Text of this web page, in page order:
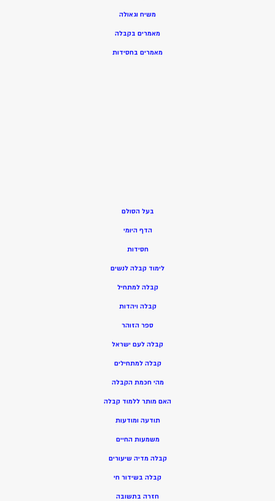
משיח וגאולה
מאמרים בקבלה
מאמרים בחסידות
בעל הסולם
הדף היומי
חסידות
לימוד קבלה לנשים
קבלה למתחיל
קבלה ויהדות
ספר הזוהר
קבלה לעם ישראל
קבלה למתחילים
מהי חכמת הקבלה
האם מותר ללמוד קבלה
תודעה ומודעות
משמעות החיים
קבלה מדיה שיעורים
קבלה בשידור חי
חזרה בתשובה